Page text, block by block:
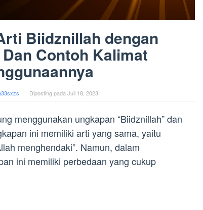
Biidznillah dengan
Contoh Kalimat
Diposting pada Juli 18, 2023
menggunakan ungkapan “Biidznillah” dan
ini memiliki arti yang sama, yaitu
menghendaki”. Namun, dalam
ini memiliki perbedaan yang cukup